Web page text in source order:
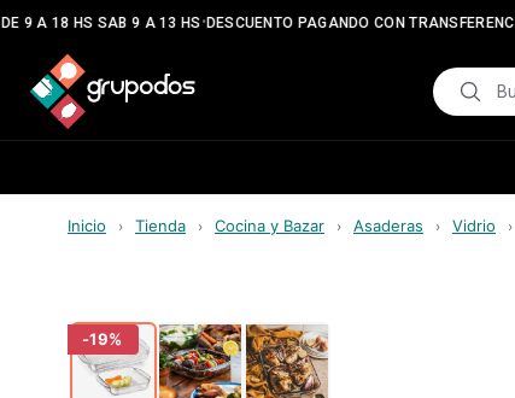
9 A 18 HS SAB 9 A 13 HS•DESCUENTO PAGANDO CON
Inicio › Tienda › Cocina y Bazar › Asaderas › Vidrio ›
-19%